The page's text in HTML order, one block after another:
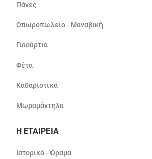
Πάνες
Οπωροπωλείο - Μαναβική
Γιαούρτια
Φέτα
Καθαριστικά
Μωρομάντηλα
Η ΕΤΑΙΡΕΙΑ
Ιστορικό - Όραμα